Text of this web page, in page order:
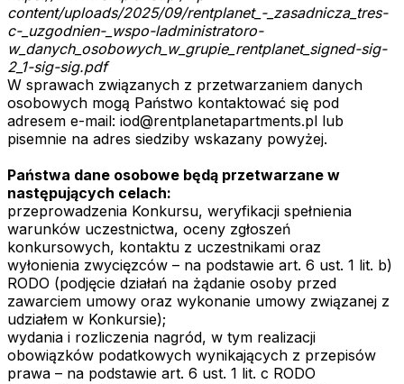
content/uploads/2025/09/rentplanet_-_zasadnicza_tres-
c-_uzgodnien-_wspo-ladministratoro-
w_danych_osobowych_w_grupie_rentplanet_signed-sig-
2_1-sig-sig.pdf
W sprawach związanych z przetwarzaniem danych
osobowych mogą Państwo kontaktować się pod
adresem e-mail: iod@rentplanetapartments.pl lub
pisemnie na adres siedziby wskazany powyżej.
Państwa dane osobowe będą przetwarzane w
następujących celach:
przeprowadzenia Konkursu, weryfikacji spełnienia
warunków uczestnictwa, oceny zgłoszeń
konkursowych, kontaktu z uczestnikami oraz
wyłonienia zwycięzców – na podstawie art. 6 ust. 1 lit. b)
RODO (podjęcie działań na żądanie osoby przed
zawarciem umowy oraz wykonanie umowy związanej z
udziałem w Konkursie);
wydania i rozliczenia nagród, w tym realizacji
obowiązków podatkowych wynikających z przepisów
prawa – na podstawie art. 6 ust. 1 lit. c RODO